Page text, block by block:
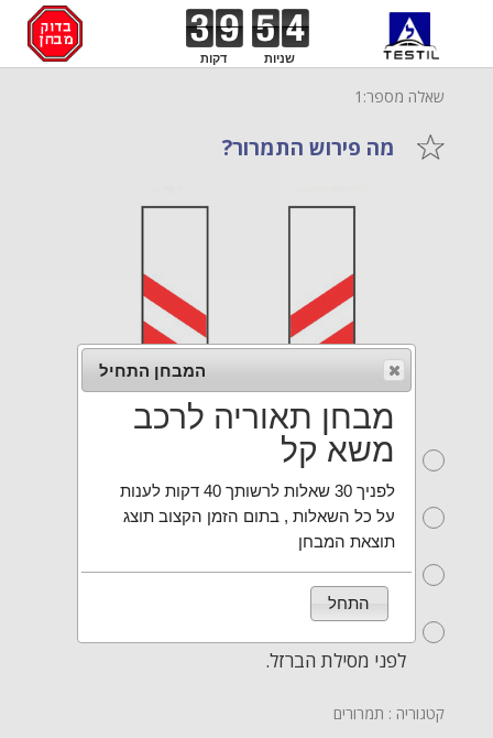
דקות שניות
שאלה מספר:1
מה פירוש התמרור?
התקרבות למפגש מסילת ברזל –
כ-250 מטרים לפני המפגש.
התקרבות למפגש מסילת ברזל -
כ-200 מטרים לפני המפגש.
התקרבות למפגש מסילת ברזל –
לפני מסילת הברזל.
קטגוריה : תמרורים
המבחן התחיל
מבחן תאוריה לרכב
משא קל
לפניך 30 שאלות לרשותך 40 דקות לענות
על כל השאלות , בתום הזמן הקצוב תוצג
תוצאת המבחן
התחל